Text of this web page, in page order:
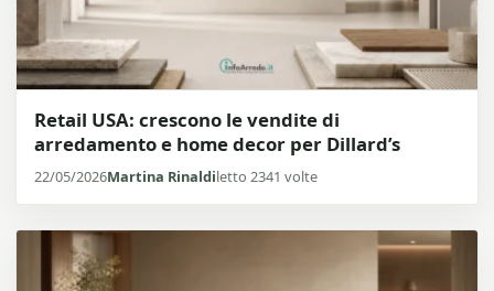
Retail USA: crescono le vendite di
arredamento e home decor per Dillard’s
22/05/2026Martina Rinaldiletto 2341 volte